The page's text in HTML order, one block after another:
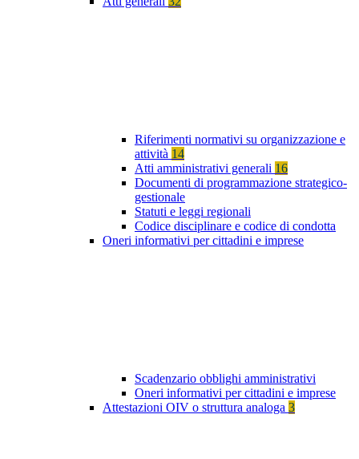
Riferimenti normativi su organizzazione e
attività 14
Atti amministrativi generali 16
Documenti di programmazione strategico-
gestionale
Statuti e leggi regionali
Codice disciplinare e codice di condotta
Oneri informativi per cittadini e imprese
Scadenzario obblighi amministrativi
Oneri informativi per cittadini e imprese
Attestazioni OIV o struttura analoga 3